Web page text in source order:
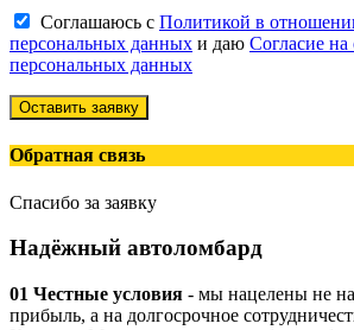
Соглашаюсь с Политикой в
персональных данных и даю Согласие на
персональных данных
Оставить заявку
Обратная связь
Спасибо за заявку
Надёжный автоломбард
01 Честные условия - мы нацелены не
прибыль, а на долгосрочное